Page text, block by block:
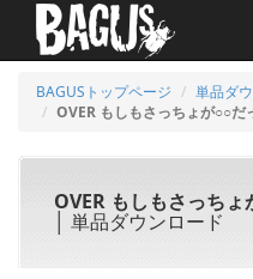
BAGUSトップページ
単品ダ
OVER もしもさっちょが○○だ
OVER もしもさっち
│ 単品ダウンロード